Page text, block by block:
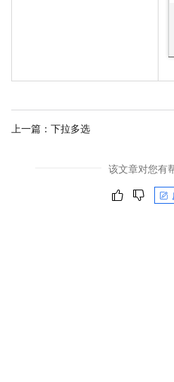
上一篇： 下拉多选
该文章对您有